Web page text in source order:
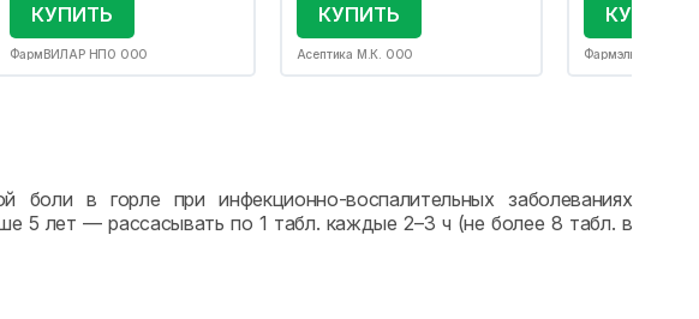
КУПИТЬ
ФармВИЛАР НПО ООО
КУПИТЬ
Асептика М.К. ООО
КУПИТЬ
Фармэль ООО
боли в горле при инфекционно-воспалительных заболеваниях
5 лет — рассасывать по 1 табл. каждые 2–3 ч (не более 8 табл. в